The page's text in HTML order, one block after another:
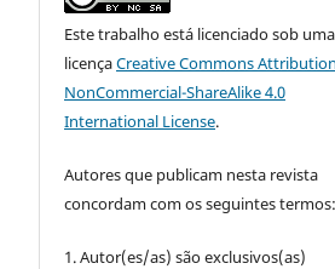
Este trabalho está licenciado sob uma
licençaCreative Commons
NonCommercial-ShareAlike 4.0
International License.
Autores que publicam nesta revista
concordam com os seguintes termos:
1. Autor(es/as) são exclusivos(as)